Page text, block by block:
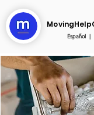
Español|